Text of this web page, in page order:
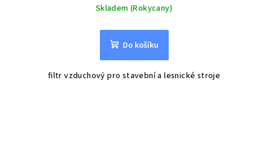
Skladem (Rokycany)
Do košíku
filtr vzduchový pro stavební a lesnické stroje